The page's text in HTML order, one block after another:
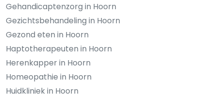
Gehandicaptenzorg in Hoorn
Gezichtsbehandeling in Hoorn
Gezond eten in Hoorn
Haptotherapeuten in Hoorn
Herenkapper in Hoorn
Homeopathie in Hoorn
Huidkliniek in Hoorn